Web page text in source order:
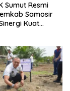
Sumut Resmi
Samosir
Kuat